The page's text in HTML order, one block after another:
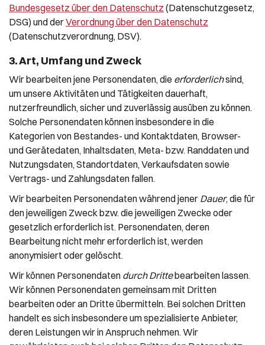
Bundesgesetz über den Datenschutz (Datenschutzgesetz,
DSG) und derVerordnung über den Datenschutz
(Datenschutzverordnung, DSV).
3. Art, Umfang und Zweck
Wir bearbeiten jene Personendaten, die erforderlichsind,
um unsere Aktivitäten und Tätigkeiten dauerhaft,
nutzerfreundlich, sicher und zuverlässig ausüben zu können.
Solche Personendaten können insbesondere in die
Kategorien von Bestandes- und Kontaktdaten, Browser-
und Gerätedaten, Inhaltsdaten, Meta- bzw. Randdaten und
Nutzungsdaten, Standortdaten, Verkaufsdaten sowie
Vertrags- und Zahlungsdaten fallen.
Wir bearbeiten Personendaten während jener Dauer, die für
den jeweiligen Zweck bzw. die jeweiligen Zwecke oder
gesetzlich erforderlich ist. Personendaten, deren
Bearbeitung nicht mehr erforderlich ist, werden
anonymisiert oder gelöscht.
Wir können Personendaten durch Drittebearbeiten lassen.
Wir können Personendaten gemeinsam mit Dritten
bearbeiten oder an Dritte übermitteln. Bei solchen Dritten
handelt es sich insbesondere um spezialisierte Anbieter,
deren Leistungen wir in Anspruch nehmen. Wir